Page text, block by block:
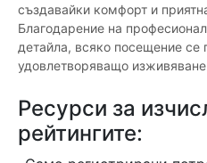
създавайки комфорт и
Благодарение на
детайла, всяко посещение
удовлетворяващо
Ресурси за
рейтингите: